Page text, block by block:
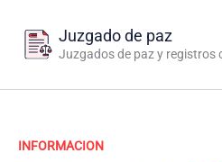
contenido
Juzgado de paz
Juzgados de paz y registros
INFORMACION